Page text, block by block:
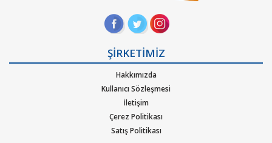
yapınız.) Size sunulan güvenli Ödeme adımına geçiniz. Artık
Hangi müzik türlerinde Ticketfoniden bilet bulup
. Müzik türlerinden Alternatif, Dans – Elektronik
pop, rock, blues, New Age, caz, klasik, Latin Tango ska, reggae,
metal, hip-hop ya da r&b gibi pek çok müzik türleri için
oluşturulan etkinliklere bilet bulabilirsiniz. Elinizdeki
gidemeyeceğiniz konserlerin biletlerini de satabileceğiniz çok
ŞİRKETİMİZ
Hakkımızda
Kullanıcı Sözleşmesi
İletişim
Çerez Politikası
Satış Politikası